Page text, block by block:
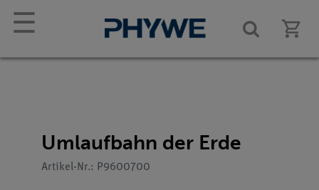
☰
Umlaufbahn der Erde
Artikel-Nr.: P9600700